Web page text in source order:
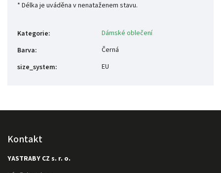
* Délka je uváděna v nenataženem stavu.
Kategorie:
Dámské oblečení
Barva:
Černá
size_system: EU
Kontakt
YASTRABY CZ s. r. o.